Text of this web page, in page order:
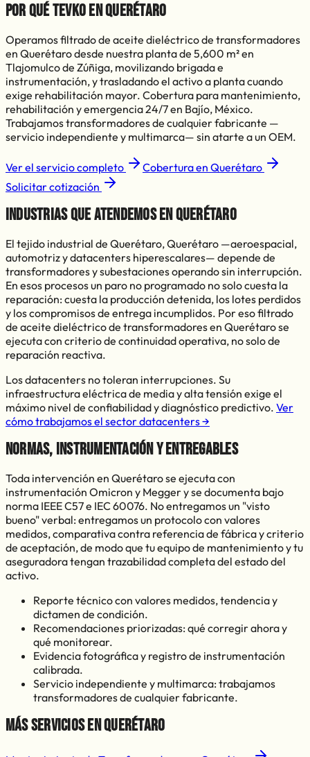
Por qué TEVKO enQuerétaro
Operamos filtrado de aceite dieléctrico de transformadores
en Querétaro desde nuestra planta de 5,600 m² en
Tlajomulco de Zúñiga, movilizando brigada e
instrumentación, y trasladando el activo a planta cuando
exige rehabilitación mayor. Cobertura para mantenimiento,
rehabilitación y emergencia 24/7 en Bajío, México.
Trabajamos transformadores de cualquier fabricante —
servicio independiente y multimarca— sin atarte a un OEM.
Ver el servicio completo Cobertura en Querétaro
Solicitar cotización
Industrias que atendemos enQuerétaro
El tejido industrial de Querétaro,Querétaro —aeroespacial,
automotriz y datacenters hiperescalares— depende de
transformadores y subestaciones operando sin interrupción.
En esos procesos un paro no programado no solo cuesta la
reparación: cuesta la producción detenida, los lotes perdidos
y los compromisos de entrega incumplidos. Por esofiltrado
de aceite dieléctrico de transformadoresen Querétarose
ejecuta con criterio de continuidad operativa, no solo de
reparación reactiva.
Los datacenters no toleran interrupciones. Su
infraestructura eléctrica de media y alta tensión exige el
máximo nivel de confiabilidad y diagnóstico predictivo. Ver
cómo trabajamos el sectordatacenters→
Normas, instrumentación y entregables
Toda intervención en Querétarose ejecuta con
instrumentación Omicron y Megger y se documenta bajo
norma IEEE C57 e IEC 60076. No entregamos un "visto
bueno" verbal: entregamos un protocolo con valores
medidos, comparativa contra referencia de fábrica y criterio
de aceptación, de modo que tu equipo de mantenimiento y tu
aseguradora tengan trazabilidad completa del estado del
activo.
Reporte técnico con valores medidos, tendencia y
dictamen de condición.
Recomendaciones priorizadas: qué corregir ahora y
qué monitorear.
Evidencia fotográfica y registro de instrumentación
calibrada.
Servicio independiente y multimarca: trabajamos
transformadores de cualquier fabricante.
Más servicios enQuerétaro